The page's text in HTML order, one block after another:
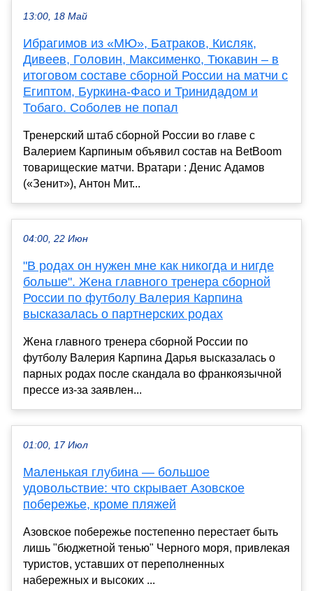
13:00, 18 Май
Ибрагимов из «МЮ», Батраков, Кисляк,
Дивеев, Головин, Максименко, Тюкавин – в
итоговом составе сборной России на матчи с
Египтом, Буркина-Фасо и Тринидадом и
Тобаго. Соболев не попал
Тренерский штаб сборной России во главе с
Валерием Карпиным объявил состав на BetBoom
товарищеские матчи. Вратари : Денис Адамов
(«Зенит»), Антон Мит...
04:00, 22 Июн
"В родах он нужен мне как никогда и нигде
больше". Жена главного тренера сборной
России по футболу Валерия Карпина
высказалась о партнерских родах
Жена главного тренера сборной России по
футболу Валерия Карпина Дарья высказалась о
парных родах после скандала во франкоязычной
прессе из-за заявлен...
01:00, 17 Июл
Маленькая глубина — большое
удовольствие: что скрывает Азовское
побережье, кроме пляжей
Азовское побережье постепенно перестает быть
лишь "бюджетной тенью" Черного моря, привлекая
туристов, уставших от переполненных
набережных и высоких ...